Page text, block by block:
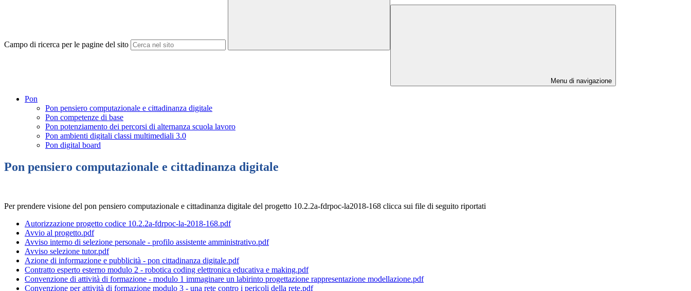
Campo di ricerca per le pagine del sito
Menu di navigazione
Pon
Pon pensiero computazionale e cittadinanza digitale
Pon competenze di base
Pon potenziamento dei percorsi di alternanza scuola lavoro
Pon ambienti digitali classi multimediali 3.0
Pon digital board
Pon pensiero computazionale e cittadinanza digitale
Per prendere visione del pon pensiero computazionale e cittadinanza digitale del progetto 10.2.2a-fdrpoc-la2018-168 clicca sui file di seguito riportati
Autorizzazione progetto codice 10.2.2a-fdrpoc-la-2018-168.pdf
Avvio al progetto.pdf
Avviso interno di selezione personale - profilo assistente amministrativo.pdf
Avviso selezione tutor.pdf
Azione di informazione e pubblicità - pon cittadinanza digitale.pdf
Contratto esperto esterno modulo 2 - robotica coding elettronica educativa e making.pdf
Convenzione di attività di formazione - modulo 1 immaginare un labirinto progettazione rappresentazione modellazione.pdf
Convenzione per attività di formazione modulo 3 - una rete contro i pericoli della rete.pdf